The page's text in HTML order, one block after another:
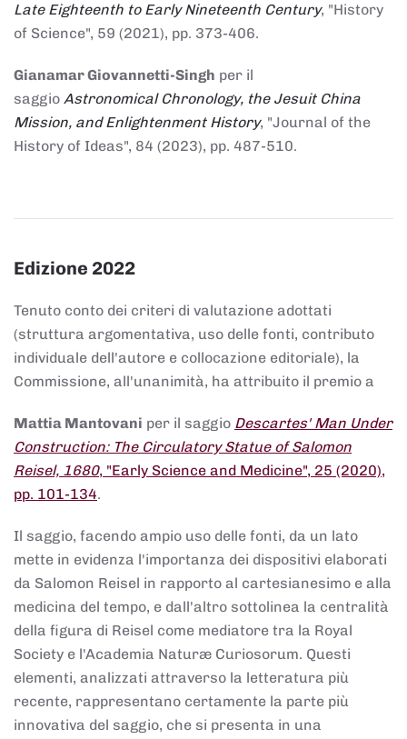
Late Eighteenth to Early Nineteenth Century, "History
of Science", 59 (2021), pp. 373-406.
Gianamar Giovannetti-Singh per il
saggio Astronomical Chronology, the Jesuit China
Mission, and Enlightenment History, "Journal of the
History of Ideas", 84 (2023), pp. 487-510.
Edizione 2022
Tenuto conto dei criteri di valutazione adottati
(struttura argomentativa, uso delle fonti, contributo
individuale dell'autore e collocazione editoriale), la
Commissione, all'unanimità, ha attribuito il premio a
Mattia Mantovani per il saggio Descartes' Man Under
Construction: The Circulatory Statue of Salomon
Reisel, 1680, "Early Science and Medicine", 25 (2020),
pp. 101-134.
Il saggio, facendo ampio uso delle fonti, da un lato
mette in evidenza l'importanza dei dispositivi elaborati
da Salomon Reisel in rapporto al cartesianesimo e alla
medicina del tempo, e dall'altro sottolinea la centralità
della figura di Reisel come mediatore tra la Royal
Society e l'Academia Naturæ Curiosorum. Questi
elementi, analizzati attraverso la letteratura più
recente, rappresentano certamente la parte più
innovativa del saggio, che si presenta in una